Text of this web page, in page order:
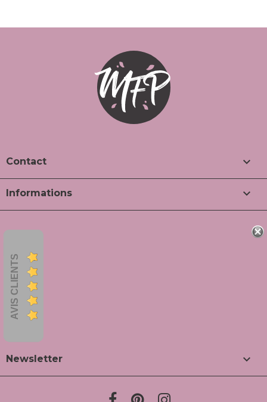
Contact 
Informations 
AVIS CLIENTS
Newsletter 